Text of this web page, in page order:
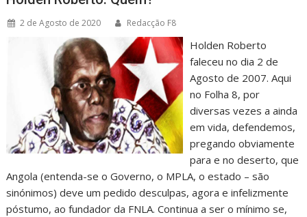
2 de Agosto de 2020 Redacção F8
Holden Roberto
faleceu no dia 2 de
Agosto de 2007. Aqui
no Folha 8, por
diversas vezes a ainda
em vida, defendemos,
pregando obviamente
para e no deserto, que
Angola (entenda-se o Governo, o MPLA, o estado – são
sinónimos) deve um pedido desculpas, agora e infelizmente
póstumo, ao fundador da FNLA. Continua a ser o mínimo se,